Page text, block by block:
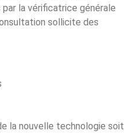
la vérificatrice générale
sollicite des
la nouvelle technologie soit